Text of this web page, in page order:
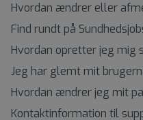
Hvordan ændrer eller
Find rundt på
Hvordan opretter jeg mig
Jeg har glemt mit
Hvordan ændrer jeg mit
Kontaktinformation til